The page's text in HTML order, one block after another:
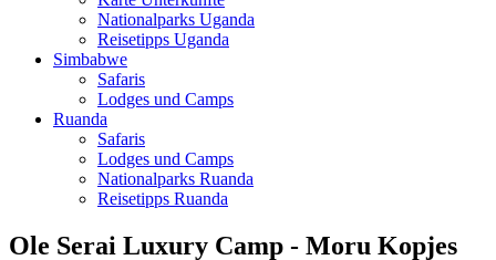
Nationalparks Uganda
Reisetipps Uganda
Simbabwe
Safaris
Lodges und Camps
Ruanda
Safaris
Lodges und Camps
Nationalparks Ruanda
Reisetipps Ruanda
Ole Serai Luxury Camp - Moru Kopjes